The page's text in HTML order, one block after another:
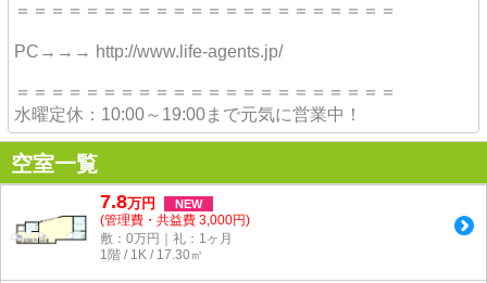
＝＝＝＝＝＝＝＝＝＝＝＝＝＝＝＝＝＝＝＝＝＝
PC→→→ http://www.life-agents.jp/
＝＝＝＝＝＝＝＝＝＝＝＝＝＝＝＝＝＝＝＝＝＝
水曜定休：10:00～19:00まで元気に営業中！
空室一覧
7.8万円 NEW
(管理費・共益費 3,000円)
敷：0万円｜礼：1ヶ月
1階 / 1K / 17.30㎡